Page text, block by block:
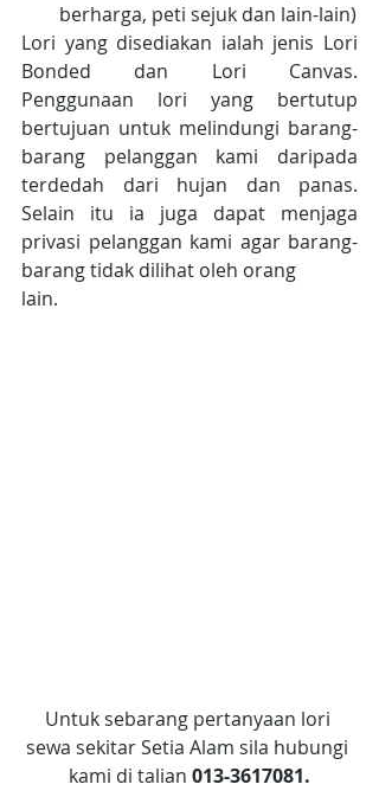
Lori yang disediakan ialah jenis Lori
Bonded dan Lori Canvas.
Penggunaan lori yang bertutup
bertujuan untuk melindungi barang-
barang pelanggan kami daripada
terdedah dari hujan dan panas.
Selain itu ia juga dapat menjaga
privasi pelanggan kami agar barang-
barang tidak dilihat oleh orang
lain.
Untuk sebarang pertanyaan lori
sewa sekitar Setia Alam sila hubungi
kami di talian 013-3617081.